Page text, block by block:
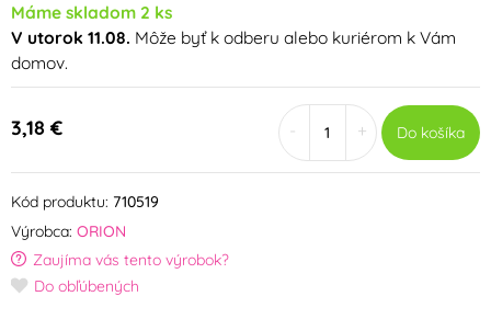
Máme skladom 2 ks
V utorok 11.08. Môže byť k odberu alebo kuriérom k Vám
domov.
3,18 € + Do košíka
Kód produktu: 710519
Výrobca: ORION
Zaujíma vás tento výrobok?
Do obľúbených